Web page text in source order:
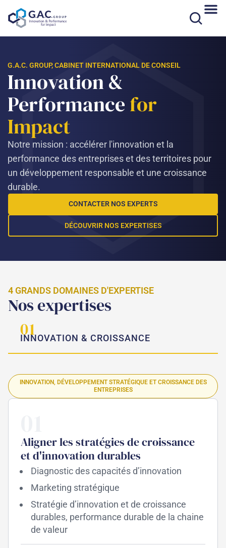
au
G.A.C. GROUP, CABINET INTERNATIONAL DE CONSEIL
Innovation &
Performance for
Impact
Notre mission : accélérer l'innovation et la
performance des entreprises et des territoires pour
un développement responsable et une croissance
durable.
CONTACTER NOS EXPERTS
DÉCOUVRIR NOS EXPERTISES
4 GRANDS DOMAINES D'EXPERTISE
Nos expertises
01
INNOVATION & CROISSANCE
INNOVATION, DÉVELOPPEMENT STRATÉGIQUE ET CROISSANCE DES
ENTREPRISES
Aligner les stratégies de croissance
et d'innovation durables
Diagnostic des capacités d’innovation
Marketing stratégique
Stratégie d’innovation et de croissance
durables, performance durable de la chaine
de valeur